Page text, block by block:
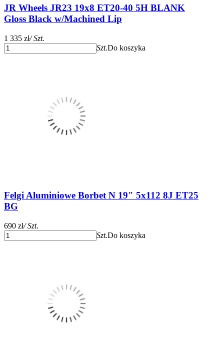
JR Wheels JR23 19x8 ET20-40 5H BLANK
Gloss Black w/Machined Lip
1 335 zł/ Szt.
Szt.Do koszyka
Felgi Aluminiowe Borbet N 19" 5x112 8J ET25
BG
690 zł/ Szt.
Szt.Do koszyka